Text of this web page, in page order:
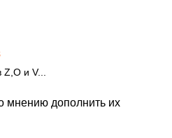
и V...
мнению дополнить их